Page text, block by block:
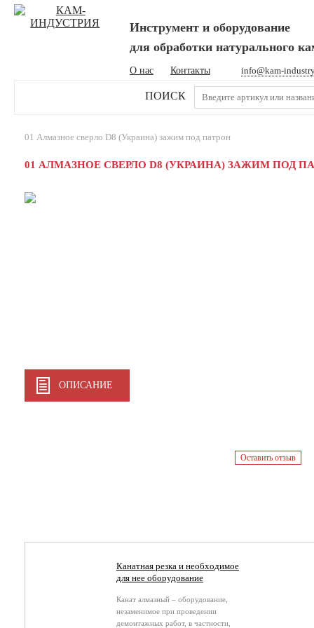
Инструмент и оборудование
для обработки натурального
О нас Контакты info@kam-
ПОИСК
01 Алмазное сверло D8 (Украина) зажим под патрон
01 АЛМАЗНОЕ СВЕРЛО D8 (УКРАИНА) ЗАЖИМ ПОД
ОПИСАНИЕ
Оставить отзыв
Канатная резка и необходимое
для нее оборудование
Канат алмазный – оборудование,
незаменимое при проведении
демонтажных работ, в частности,